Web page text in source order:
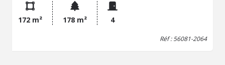
172 m² 178 m² 4
Réf : 56081-2064